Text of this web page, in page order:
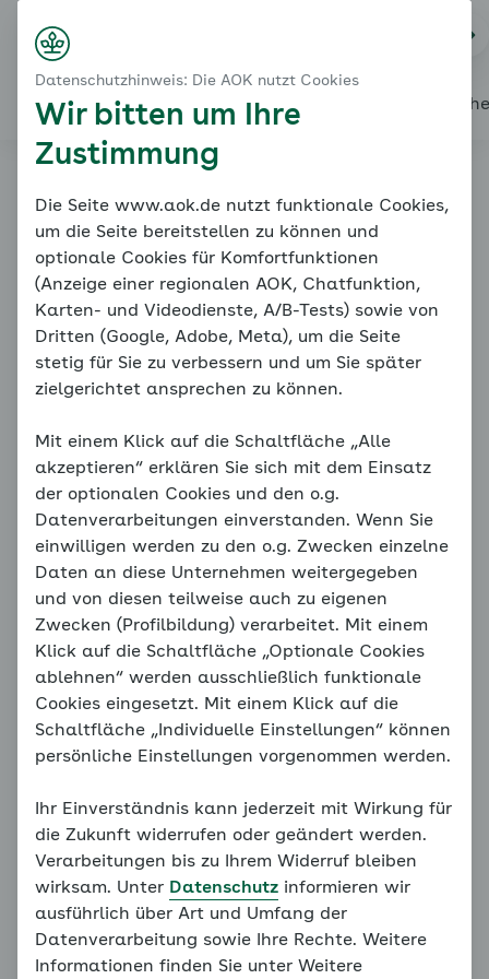
Alles über den Coach Mein Coach
Modul 4: Sich der Angst stellen - Soziale Angst
Eine kleine Wiederholung
Wie Ängste entstehen
Familiencoach
Kinderängste
Eine kleine Wiederholung
Wie Ängste entstehen
Hinweis
Sie befinden sich außerhalb der
empfohlenen Reihenfolge. Unser
Konzept erfordert, dass alle
vorangegangenen Grundlagen
bearbeitet werden. Bitte bearbeiten
Sie daher alle Seiten des
Familiencoaches der Reihe nach.
Weiter mit:Wann hilft mir der Coach?
Wissen Sie noch, wie Angst entsteht und sich immer
weiter verstärkt? Genau! Wir sprechen hier vom
Teufelskreis der Angst. Schauen Sie ihn sich
Datenschutzhinweis: Die AOK nutzt Cookies
Wir bitten um Ihre
Zustimmung
Die Seite www.aok.de nutzt funktionale Cookies,
um die Seite bereitstellen zu können und
optionale Cookies für Komfortfunktionen
(Anzeige einer regionalen AOK, Chatfunktion,
Karten- und Videodienste, A/B-Tests) sowie von
Dritten (Google, Adobe, Meta), um die Seite
stetig für Sie zu verbessern und um Sie später
zielgerichtet ansprechen zu können.
Mit einem Klick auf die Schaltfläche „Alle
akzeptieren“ erklären Sie sich mit dem Einsatz
der optionalen Cookies und den o.g.
Datenverarbeitungen einverstanden. Wenn Sie
einwilligen werden zu den o.g. Zwecken einzelne
Daten an diese Unternehmen weitergegeben
und von diesen teilweise auch zu eigenen
Zwecken (Profilbildung) verarbeitet. Mit einem
Klick auf die Schaltfläche „Optionale Cookies
ablehnen“ werden ausschließlich funktionale
Cookies eingesetzt. Mit einem Klick auf die
Schaltfläche „Individuelle Einstellungen“ können
persönliche Einstellungen vorgenommen werden.
Ihr Einverständnis kann jederzeit mit Wirkung für
die Zukunft widerrufen oder geändert werden.
Verarbeitungen bis zu Ihrem Widerruf bleiben
wirksam. Unter Datenschutz informieren wir
ausführlich über Art und Umfang der
Datenverarbeitung sowie Ihre Rechte. Weitere
Informationen finden Sie unter Weitere